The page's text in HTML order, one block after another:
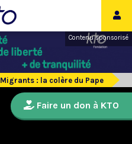
Contenu sponsorisé
Migrants : la colère du Pape
Faire un don à KTO